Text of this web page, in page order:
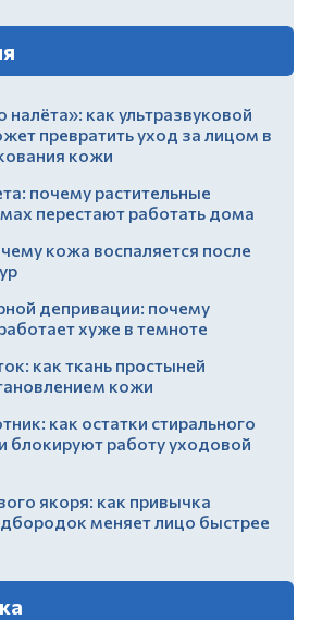
как ультразвуковой
превратить уход за лицом в
кожи
почему растительные
перестают работать дома
кожа воспаляется после
депривации: почему
хуже в темноте
как ткань простыней
кожи
как остатки стирального
блокируют работу уходовой
якоря: как привычка
меняет лицо быстрее